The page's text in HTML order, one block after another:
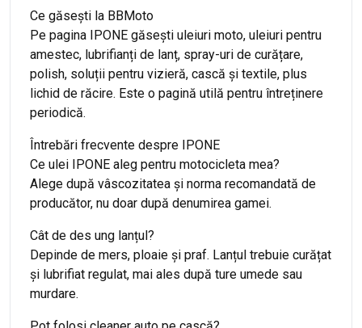
Ce găsești la BBMoto
Pe pagina IPONE găsești uleiuri moto, uleiuri pentru
amestec, lubrifianți de lanț, spray-uri de curățare,
polish, soluții pentru vizieră, cască și textile, plus
lichid de răcire. Este o pagină utilă pentru întreținere
periodică.
Întrebări frecvente despre IPONE
Ce ulei IPONE aleg pentru motocicleta mea?
Alege după vâscozitatea și norma recomandată de
producător, nu doar după denumirea gamei.
Cât de des ung lanțul?
Depinde de mers, ploaie și praf. Lanțul trebuie curățat
și lubrifiat regulat, mai ales după ture umede sau
murdare.